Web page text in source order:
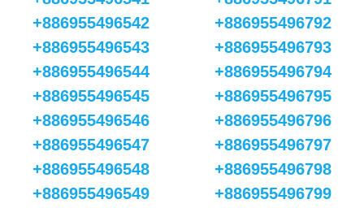
+886955496542
+886955496543
+886955496544
+886955496545
+886955496546
+886955496547
+886955496548
+886955496549
+886955496792
+886955496793
+886955496794
+886955496795
+886955496796
+886955496797
+886955496798
+886955496799